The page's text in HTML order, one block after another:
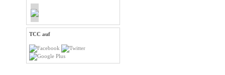
TCC auf